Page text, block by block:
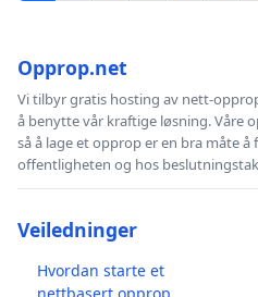
Opprop.net
Vi tilbyr gratis hosting av nett-
å benytte vår kraftige løsning. Våre
så å lage et opprop er en bra måte
offentligheten og hos
Veiledninger
Hvordan starte et